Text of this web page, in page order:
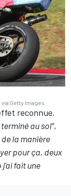
Getty Images
reconnue.
au sol",
la manière
pour ça, deux
fait une